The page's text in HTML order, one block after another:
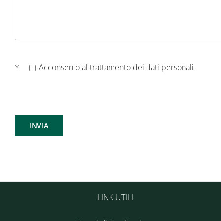
* Acconsento al trattamento dei dati personali
LINK UTILI